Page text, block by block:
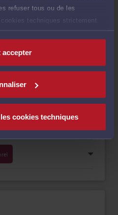
refuser tous ou de les
techniques strictement
du site.
accepter
cookies techniques
Consulter par écrit